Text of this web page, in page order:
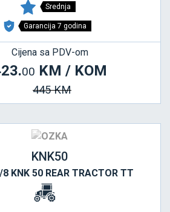
Srednja
Garancija 7 godina
Cijena sa PDV-om
00 KM / KOM
445 KM
KNK50
KNK 50 REAR TRACTOR TT